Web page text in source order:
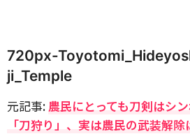
720px-
ji_Temple
元記事:農民にとっても刀剣はシ
「刀狩り」、実は農民の武装解